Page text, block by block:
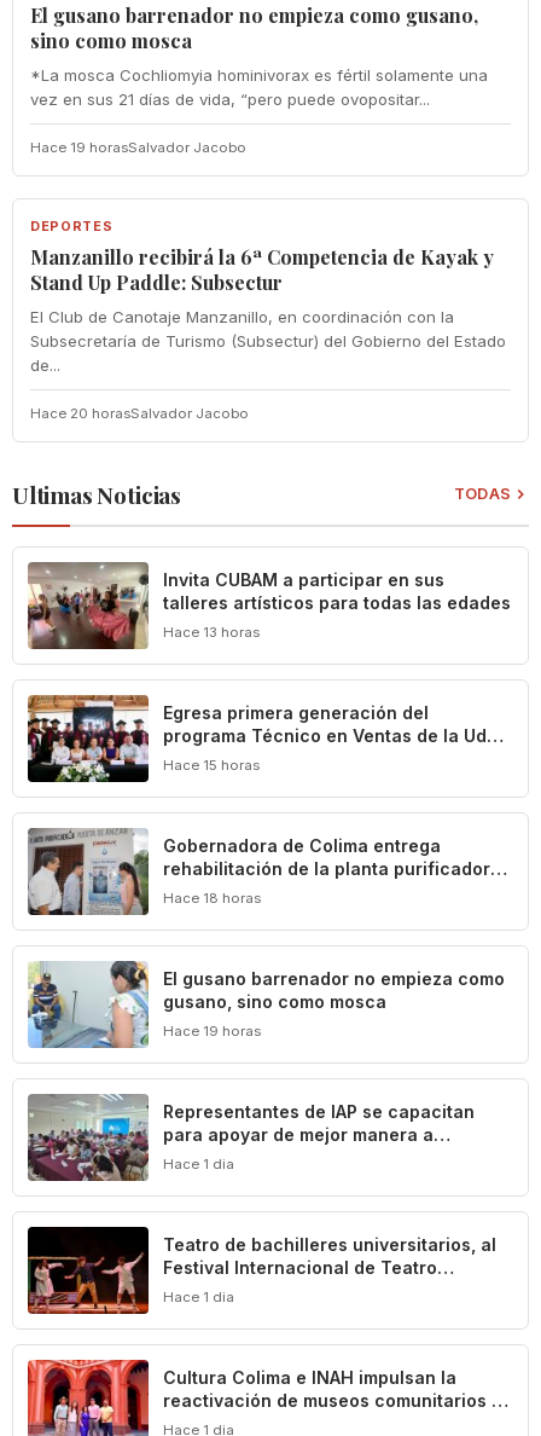
El gusano barrenador no empieza como gusano,
sino como mosca
*La mosca Cochliomyia hominivorax es fértil solamente una
vez en sus 21 días de vida, “pero puede ovopositar...
Hace 19 horasSalvador Jacobo
DEPORTES
DEPORTES
Manzanillo recibirá la 6ª Competencia de Kayak y
Stand Up Paddle: Subsectur
El Club de Canotaje Manzanillo, en coordinación con la
Subsecretaría de Turismo (Subsectur) del Gobierno del Estado
de...
Hace 20 horasSalvador Jacobo
Ultimas Noticias TODAS
Invita CUBAM a participar en sus
talleres artísticos para todas las edades
Hace 13 horas
Egresa primera generación del
programa Técnico en Ventas de la UdeC
y CIMA Group
Hace 15 horas
Gobernadora de Colima entrega
rehabilitación de la planta purificadora
de agua en Puerta de Ánzar
Hace 18 horas
El gusano barrenador no empieza como
gusano, sino como mosca
Hace 19 horas
Representantes de IAP se capacitan
para apoyar de mejor manera a
población vulnerable del estado de
Hace 1 dia
Teatro de bachilleres universitarios, al
Festival Internacional de Teatro
Universitario de la UNAM
Hace 1 dia
Cultura Colima e INAH impulsan la
reactivación de museos comunitarios en
el estado
Hace 1 dia